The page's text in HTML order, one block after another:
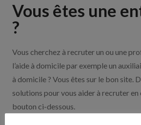
Vous êtes une
?
Vous cherchez à recruter un ou une
l’aide à domicile par exemple un
à domicile ? Vous êtes sur le bon site.
solutions pour vous aider à recruter en
bouton ci-dessous.